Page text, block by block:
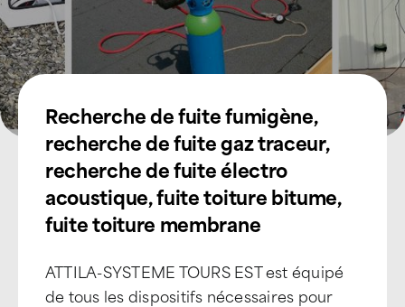
Recherche de fuite fumigène,
recherche de fuite gaz traceur,
recherche de fuite électro
acoustique, fuite toiture bitume,
fuite toiture membrane
ATTILA-SYSTEME TOURS EST est équipé
de tous les dispositifs nécessaires pour